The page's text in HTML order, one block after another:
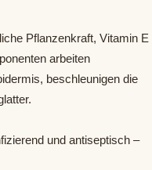
Pflanzenkraft, Vitamin E
arbeiten
beschleunigen die
und antiseptisch –